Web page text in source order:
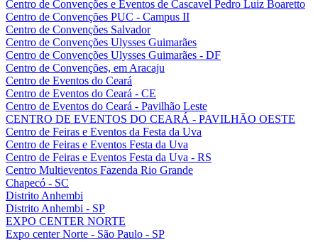
Centro de Convenções e Eventos de Cascavel Pedro Luiz Boaretto
Centro de Convenções PUC - Campus II
Centro de Convenções Salvador
Centro de Convenções Ulysses Guimarães
Centro de Convenções Ulysses Guimarães - DF
Centro de Convenções, em Aracaju
Centro de Eventos do Ceará
Centro de Eventos do Ceará - CE
Centro de Eventos do Ceará - Pavilhão Leste
CENTRO DE EVENTOS DO CEARÁ - PAVILHÃO OESTE
Centro de Feiras e Eventos da Festa da Uva
Centro de Feiras e Eventos Festa da Uva
Centro de Feiras e Eventos Festa da Uva - RS
Centro Multieventos Fazenda Rio Grande
Chapecó - SC
Distrito Anhembi
Distrito Anhembi - SP
EXPO CENTER NORTE
Expo center Norte - São Paulo - SP